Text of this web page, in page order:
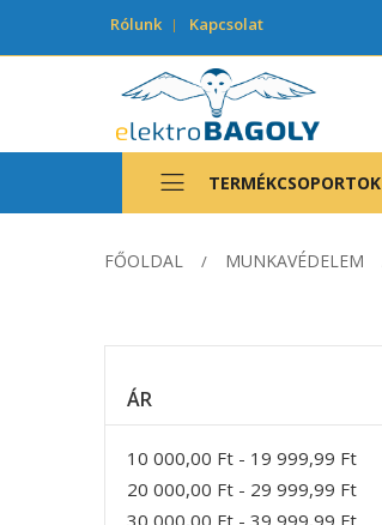
Rólunk Kapcsolat
TERMÉKCSOPORTOK
FŐOLDAL MUNKAVÉDELEM
ÁR
10 000,00 Ft - 19 999,99 Ft
20 000,00 Ft - 29 999,99 Ft
30 000,00 Ft - 39 999,99 Ft